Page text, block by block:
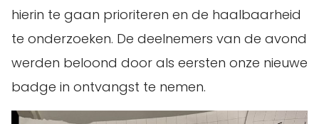
hierin te gaan prioriteren en de haalbaarheid
te onderzoeken. De deelnemers van de avond
werden beloond door als eersten onze nieuwe
badge in ontvangst te nemen.